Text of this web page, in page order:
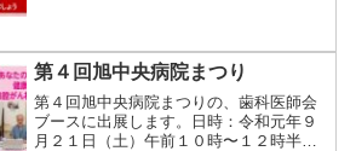
４０歳以上の人定員：４０人（応募者多
数の場合は抽選）内容...
第４回旭中央病院まつり
第４回旭中央病院まつりの、歯科医師会
ブースに出展します。日時：令和元年９
月２１日（土）午前１０時〜１２時半ご